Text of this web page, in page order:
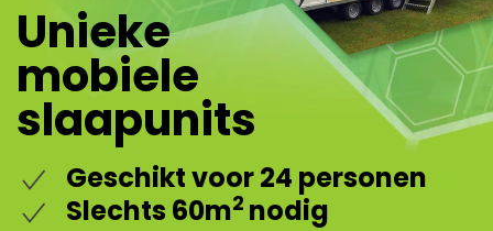
Unieke
mobiele
slaapunits
Geschikt voor 24 personen
Slechts 60m2 nodig